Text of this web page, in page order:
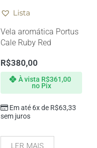
Lista
Vela aromática Portus
Cale Ruby Red
R$380,00
Em até 6x de R$63,33
sem juros
À vista R$361,00
no Pix